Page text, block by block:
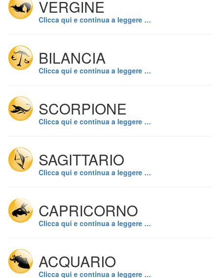
VERGINE
Clicca qui e continua a leggere …
BILANCIA
Clicca qui e continua a leggere …
SCORPIONE
Clicca qui e continua a leggere …
SAGITTARIO
Clicca qui e continua a leggere …
CAPRICORNO
Clicca qui e continua a leggere …
ACQUARIO
Clicca qui e continua a leggere …